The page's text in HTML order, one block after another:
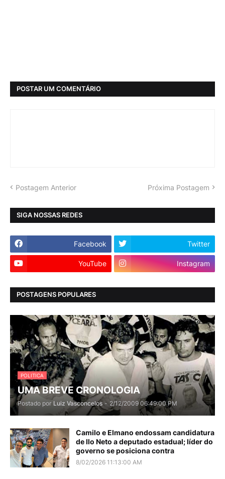
POSTAR UM COMENTÁRIO
Postagem Anterior Próxima Postagem
SIGA NOSSAS REDES
Facebook Twitter
YouTube Instagram
POSTAGENS POPULARES
POLITICA
UMA BREVE CRONOLOGIA
Postado por Luiz Vasconcelos - 2/12/2009 06:49:00 PM
Camilo e Elmano endossam candidatura
de Ilo Neto a deputado estadual; líder do
governo se posiciona contra
8/02/2026 11:13:00 AM